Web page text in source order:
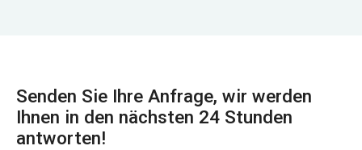
Senden Sie Ihre Anfrage, wir werden
Ihnen in den nächsten 24 Stunden
antworten!